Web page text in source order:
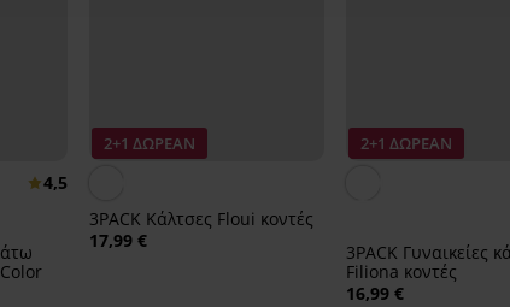
4,5
Basic Color
2+1 ΔΩΡΕΑΝ
3PACK Κάλτσες Floui κοντές
17,99 €
2+1 ΔΩΡΕΑΝ
3PACK Γυναικείες
Filiona κοντές
16,99 €